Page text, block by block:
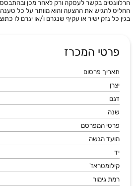
הרלוונטים בקשר לעסקה ורק לאחר מכן
החליט להגיש את ההצעה והוא מוותר על כל
בגין כל נזק ישיר או עקיף שנגרם ו/או יגרם לו
פרטי המכרז
תאריך פרסום
יצרן
דגם
שנה
פרטי המפרסם
מועד הגשה
יד
קילומטראז'
רמת גימור